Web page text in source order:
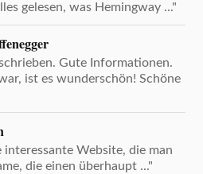
gelesen, was Hemingway ..."
Gute Informationen.
ist es wunderschön! Schöne
interessante Website, die man
die einen überhaupt ..."